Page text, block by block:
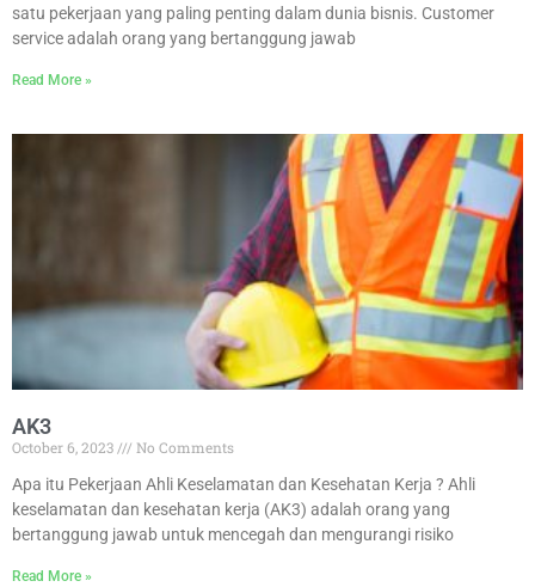
satu pekerjaan yang paling penting dalam dunia bisnis. Customer
service adalah orang yang bertanggung jawab
Read More »
AK3
October 6, 2023
No Comments
Apa itu Pekerjaan Ahli Keselamatan dan Kesehatan Kerja ? Ahli
keselamatan dan kesehatan kerja (AK3) adalah orang yang
bertanggung jawab untuk mencegah dan mengurangi risiko
Read More »